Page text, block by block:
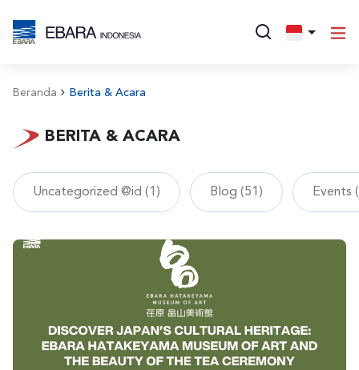
Beranda Berita & Acara
BERITA & ACARA
Uncategorized @id (1) Blog (51) Events